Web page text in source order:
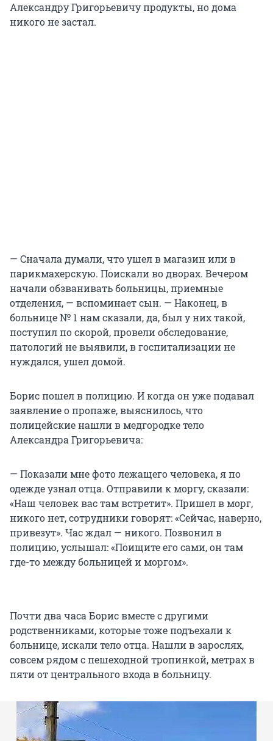
Александру Григорьевичу продукты, но дома
никого не застал.
— Сначала думали, что ушел в магазин или в
парикмахерскую. Поискали во дворах. Вечером
начали обзванивать больницы, приемные
отделения, — вспоминает сын. — Наконец, в
больнице № 1 нам сказали, да, был у них такой,
поступил по скорой, провели обследование,
патологий не выявили, в госпитализации не
нуждался, ушел домой.
Борис пошел в полицию. И когда он уже подавал
заявление о пропаже, выяснилось, что
полицейские нашли в медгородке тело
Александра Григорьевича:
— Показали мне фото лежащего человека, я по
одежде узнал отца. Отправили к моргу, сказали:
«Наш человек вас там встретит». Пришел в морг,
никого нет, сотрудники говорят: «Сейчас, наверно,
привезут». Час ждал — никого. Позвонил в
полицию, услышал: «Поищите его сами, он там
где-то между больницей и моргом».
Почти два часа Борис вместе с другими
родственниками, которые тоже подъехали к
больнице, искали тело отца. Нашли в зарослях,
совсем рядом с пешеходной тропинкой, метрах в
пяти от центрального входа в больницу.